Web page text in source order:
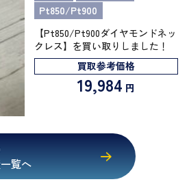
Pt850/Pt900
【Pt850/Pt900ダイヤモンドネッ
クレス】を買い取りしました！
買取参考価格
19,984 円
覧へ